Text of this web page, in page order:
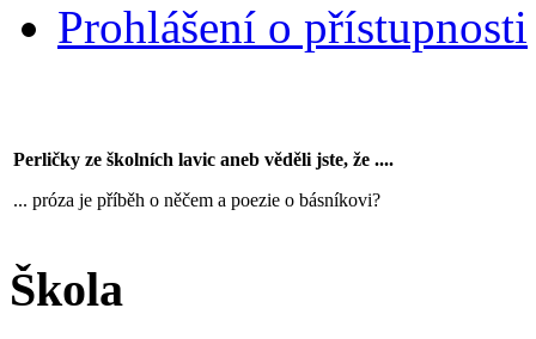
Prohlášení o přístupnosti
Perličky ze školních lavic aneb věděli jste, že ....
... próza je příběh o něčem a poezie o básníkovi?
Škola